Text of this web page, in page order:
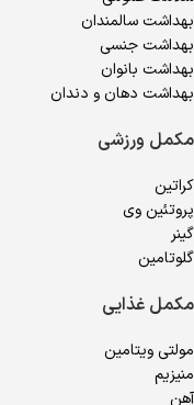
بهداشت سالمندان
بهداشت جنسی
بهداشت بانوان
بهداشت دهان و دندان
مکمل ورزشی
کراتین
پروتئین وی
گینر
گلوتامین
مکمل غذایی
مولتی ویتامین
منیزیم
آهن